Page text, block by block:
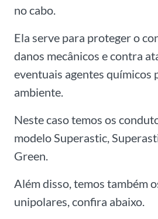
no cabo.
Ela serve para proteger o
danos mecânicos e contra
eventuais agentes químicos
ambiente.
Neste caso temos os
modelo Superastic,
Green.
Além disso, temos também
unipolares, confira abaixo.